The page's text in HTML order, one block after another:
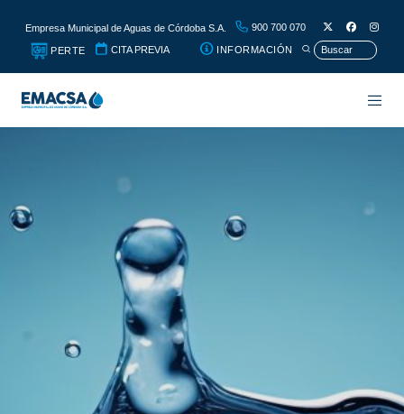
Empresa Municipal de Aguas de Córdoba S.A. 900 700 070
PERTE CITA PREVIA INFORMACIÓN